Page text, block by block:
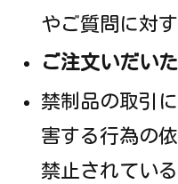
やご質問に対
ご注文いだい
禁制品の取引
害する行為の
禁止されてい